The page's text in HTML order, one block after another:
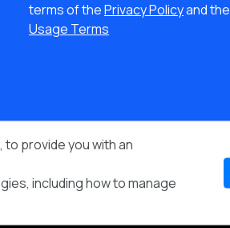
terms of thePrivacy Policyand the
Usage Terms
provide you with an
including how to manage